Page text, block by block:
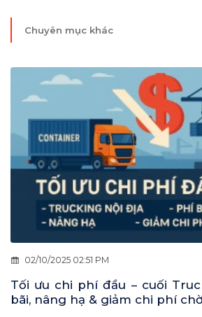
Chuyên mục khác
02/10/2025 02:51 PM
Tối ưu chi phí đầu – cuối
bãi, nâng hạ & giảm chi phí